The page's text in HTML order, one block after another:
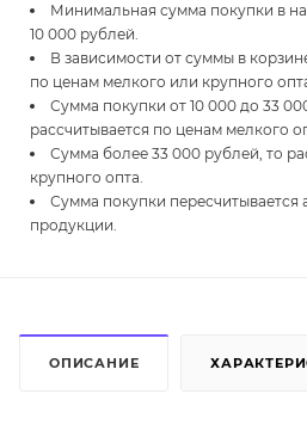
Минимальная сумма покупки в
10 000 рублей.
В зависимости от суммы в
по ценам мелкого или крупного
Сумма покупки от 10 000 до 33
рассчитывается по ценам мелкого
Сумма более 33 000 рублей, то
крупного опта.
Сумма покупки пересчитывается
продукции.
ОПИСАНИЕ